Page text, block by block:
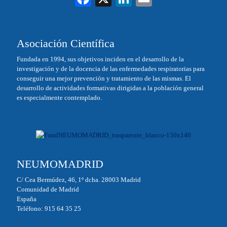
ok
Asociación Científica
Fundada en 1994, sus objetivos inciden en el desarrollo de la
investigación y de la docencia de las enfermedades respiratorias para
conseguir una mejor prevención y tratamiento de las mismas. El
desarrollo de actividades formativas dirigidas a la población general
es especialmente contemplado.
NEUMOMADRID
C/ Cea Bermúdez, 46, 1º dcha. 28003 Madrid
Comunidad de Madrid
España
Teléfono: 915 64 35 25